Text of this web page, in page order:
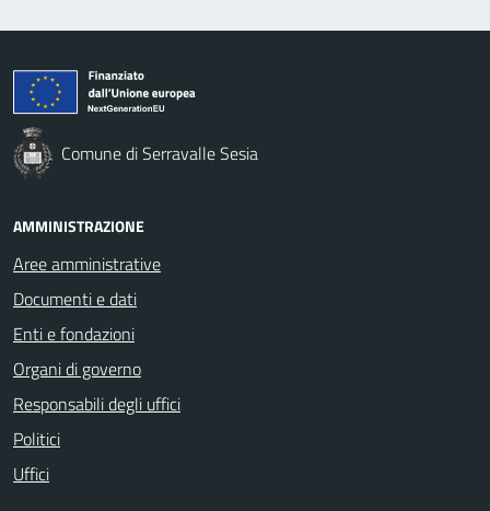
Comune di Serravalle Sesia
AMMINISTRAZIONE
Aree amministrative
Documenti e dati
Enti e fondazioni
Organi di governo
Responsabili degli uffici
Politici
Uffici